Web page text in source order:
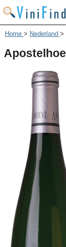
Home > Nederland >